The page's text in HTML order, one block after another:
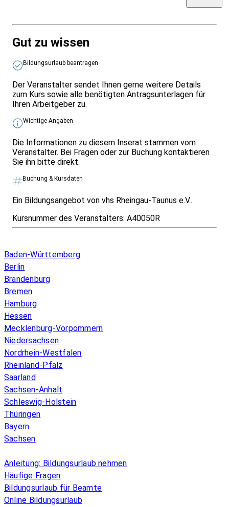
Gut zu wissen
Bildungsurlaub beantragen
Der Veranstalter sendet Ihnen gerne weitere Details
zum Kurs sowie alle benötigten Antragsunterlagen für
Ihren Arbeitgeber zu.
Wichtige Angaben
Die Informationen zu diesem Inserat stammen vom
Veranstalter. Bei Fragen oder zur Buchung kontaktieren
Sie ihn bitte direkt.
Buchung & Kursdaten
Ein Bildungsangebot von vhs Rheingau-Taunus e.V..
Kursnummer des Veranstalters: A40050R
Baden-Württemberg
Berlin
Brandenburg
Bremen
Hamburg
Hessen
Mecklenburg-Vorpommern
Niedersachsen
Nordrhein-Westfalen
Rheinland-Pfalz
Saarland
Sachsen-Anhalt
Schleswig-Holstein
Thüringen
Bayern
Sachsen
Anleitung: Bildungsurlaub nehmen
Häufige Fragen
Bildungsurlaub für Beamte
Online Bildungsurlaub